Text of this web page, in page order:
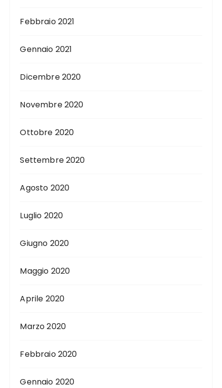
Febbraio 2021
Gennaio 2021
Dicembre 2020
Novembre 2020
Ottobre 2020
Settembre 2020
Agosto 2020
Luglio 2020
Giugno 2020
Maggio 2020
Aprile 2020
Marzo 2020
Febbraio 2020
Gennaio 2020